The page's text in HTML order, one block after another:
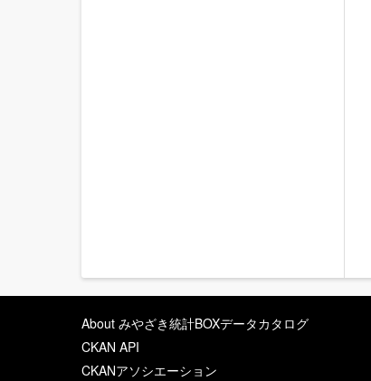
About みやざき統計BOXデータカタログ
CKAN API
CKANアソシエーション